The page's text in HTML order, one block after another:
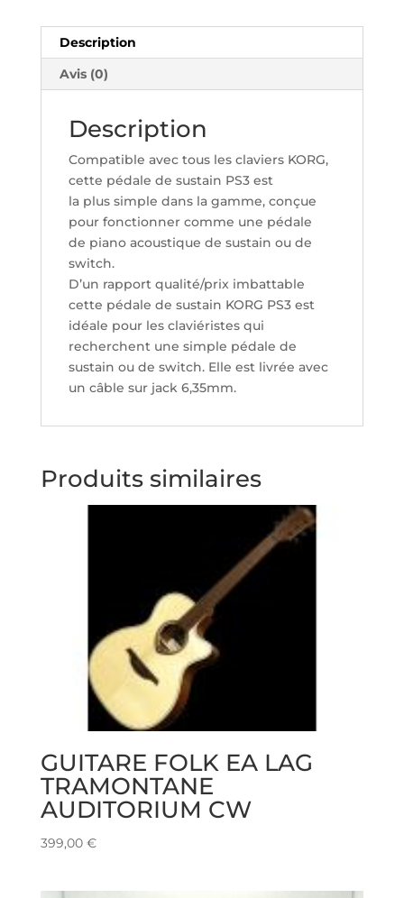
Description
Avis (0)
Description
Compatible avec tous les claviers KORG,
cette pédale de sustain PS3 est
la plus simple dans la gamme, conçue
pour fonctionner comme une pédale
de piano acoustique de sustain ou de
switch.
D’un rapport qualité/prix imbattable
cette pédale de sustain KORG PS3 est
idéale pour les claviéristes qui
recherchent une simple pédale de
sustain ou de switch. Elle est livrée avec
un câble sur jack 6,35mm.
Produits similaires
GUITARE FOLK EA LAG
TRAMONTANE
AUDITORIUM CW
399,00 €